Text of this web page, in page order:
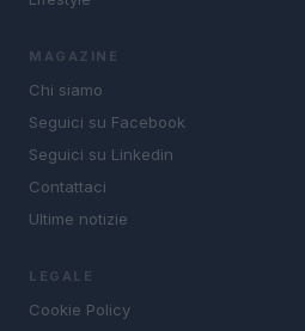
MAGAZINE
Chi siamo
Seguici su Facebook
Seguici su Linkedin
Contattaci
Ultime notizie
LEGALE
Cookie Policy